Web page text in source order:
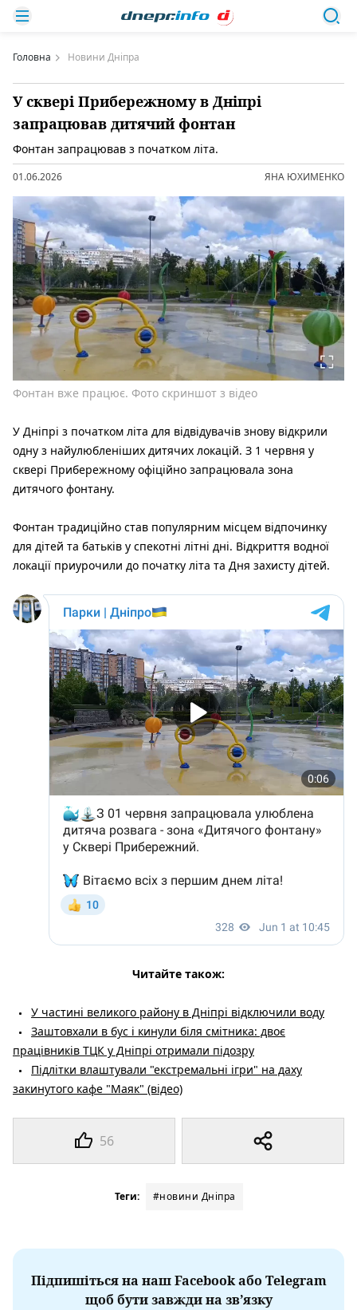
Головна Новини Дніпра
У сквері Прибережному в Дніпрі
запрацював дитячий фонтан
Фонтан запрацював з початком літа.
01.06.2026 ЯНА ЮХИМЕНКО
56
Фонтан вже працює. Фото скриншот з відео
У Дніпрі з початком літа для відвідувачів знову відкрили
одну з найулюбленіших дитячих локацій. З 1 червня у
сквері Прибережному офіційно запрацювала зона
дитячого фонтану.
Фонтан традиційно став популярним місцем відпочинку
для дітей та батьків у спекотні літні дні. Відкриття водної
локації приурочили до початку літа та Дня захисту дітей.
Читайте також:
У частині великого району в Дніпрі відключили воду
Заштовхали в бус і кинули біля смітника: двоє
працівників ТЦК у Дніпрі отримали підозру
Підлітки влаштували "екстремальні ігри" на даху
закинутого кафе "Маяк" (відео)
Теги: #новини Дніпра
Підпишіться на наш Facebook або Telegram
щоб бути завжди на зв’язку